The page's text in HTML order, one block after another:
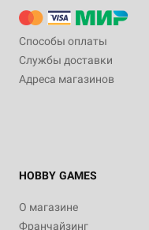
Способы оплаты
Службы доставки
Адреса магазинов
HOBBY GAMES
О магазине
Франчайзинг